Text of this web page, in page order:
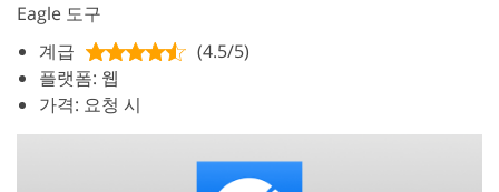
Eagle 도구
계급
(4.5/5)
플랫폼: 웹
가격: 요청 시